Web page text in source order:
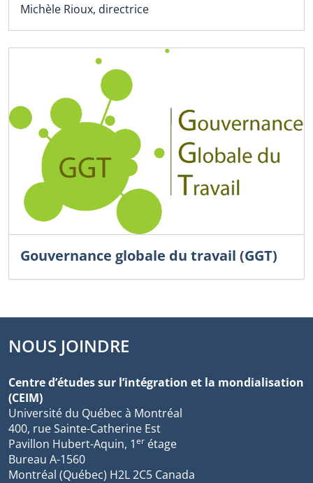
Michèle Rioux, directrice
Gouvernance globale du travail (GGT)
NOUS JOINDRE
Centre d’études sur l’intégration et la mondialisation
(CEIM)
Université du Québec à Montréal
400, rue Sainte-Catherine Est
Pavillon Hubert-Aquin, 1er étage
Bureau A-1560
Montréal (Québec) H2L 2C5 Canada